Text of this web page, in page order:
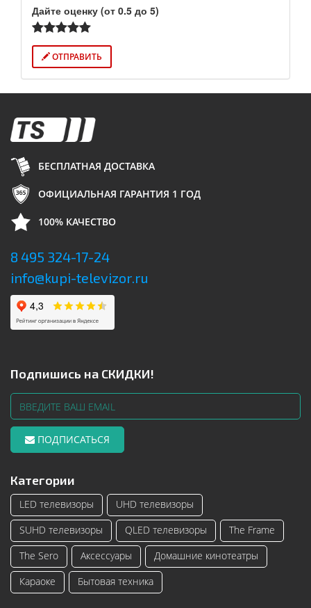
Дайте оценку (от 0.5 до 5)
ОТПРАВИТЬ
БЕСПЛАТНАЯ ДОСТАВКА
ОФИЦИАЛЬНАЯ ГАРАНТИЯ 1 ГОД
100% КАЧЕСТВО
8 495 324-17-24
info@kupi-televizor.ru
Подпишись на СКИДКИ!
ПОДПИСАТЬСЯ
Категории
LED телевизоры
UHD телевизоры
SUHD телевизоры
QLED телевизоры
The Frame
The Sero
Аксессуары
Домашние кинотеатры
Караоке
Бытовая техника